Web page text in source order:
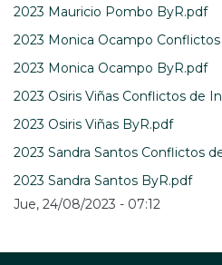
2023 Mauricio Pombo ByR.pdf
2023 Monica Ocampo
2023 Monica Ocampo ByR.pdf
2023 Osiris Viñas Conflictos de
2023 Osiris Viñas ByR.pdf
2023 Sandra Santos Conflictos
2023 Sandra Santos ByR.pdf
Jue, 24/08/2023 - 07:12